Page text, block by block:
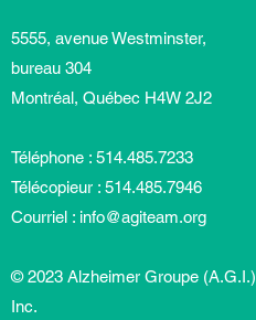
5555, avenue Westminster,
bureau 304
Montréal, Québec H4W 2J2
Téléphone : 514.485.7233
Télécopieur : 514.485.7946
Courriel : info@agiteam.org
© 2023 Alzheimer Groupe (A.G.I.)
Inc.